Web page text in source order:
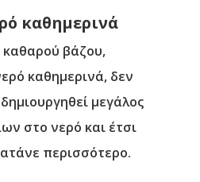
καθημερινά
καθαρού βάζου,
καθημερινά, δεν
μεγάλος
στο νερό και έτσι
περισσότερο.